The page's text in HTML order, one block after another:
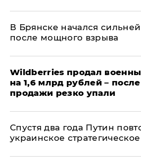
В Брянске начался
после мощного взрыва
​Wildberries продал
на 1,6 млрд рублей –
продажи резко упали
Спустя два года Путин
украинское